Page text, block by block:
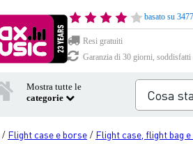
basato su
Resi gratuiti
Garanzia di 30 giorni, soddisfatti
Mostra tutte le
categorie
/ Flight case e borse / Flight case, flight bag